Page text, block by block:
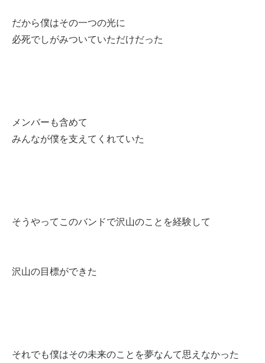
だから僕はその一つの光に
必死でしがみついていただけだった
メンバーも含めて
みんなが僕を支えてくれていた
そうやってこのバンドで沢山のことを経験して
沢山の目標ができた
それでも僕はその未来のことを夢なんて思えなかった